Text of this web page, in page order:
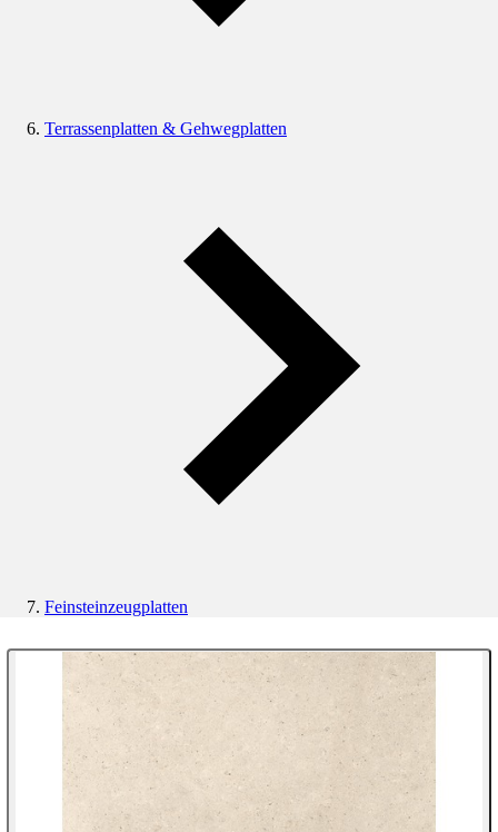
Terrassenplatten & Gehwegplatten
Feinsteinzeugplatten